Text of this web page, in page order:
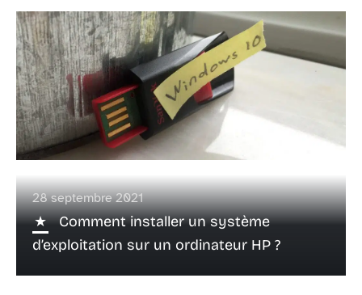
28 septembre 2021
Comment installer un système
d’exploitation sur un ordinateur HP ?